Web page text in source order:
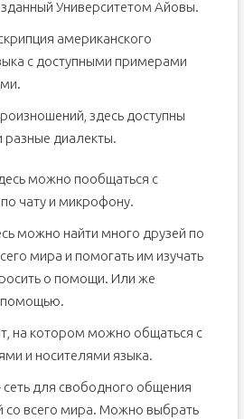
Университетом Айовы.
американского
с доступными примерами
здесь доступны
разные диалекты.
можно пообщаться с
чату и микрофону.
можно найти много друзей по
мира и помогать им изучать
о помощи. Или же
помощью.
на котором можно общаться с
и носителями языка.
для свободного общения
со всего мира. Можно выбрать